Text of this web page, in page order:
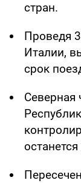
стран.
Проведя
Италии,
срок
Северная